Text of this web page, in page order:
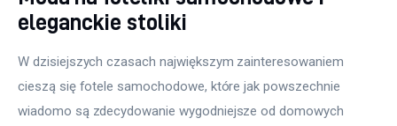
eleganckie stoliki
W dzisiejszych czasach największym zainteresowaniem
cieszą się fotele samochodowe, które jak powszechnie
wiadomo są zdecydowanie wygodniejsze od domowych